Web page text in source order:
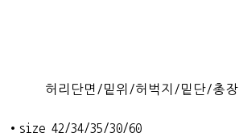
허리단면/밑위/허벅지/밑단/총장
•size 42/34/35/30/60